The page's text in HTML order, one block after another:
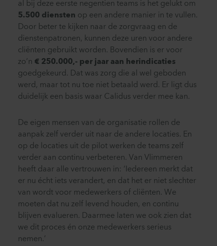
al bij deze eerste negentien teams is het gelukt om
5.500 diensten op een andere manier in te vullen.
Door beter te kijken naar de zorgvraag en de
dienstenpatronen, kunnen deze uren voor andere
cliënten gebruikt worden. Bovendien is er voor
zo’n € 250.000,- per jaar aan herindicaties
goedgekeurd. Dat was zorg die al wel geboden
werd, maar tot nu toe niet betaald werd. Er ligt dus
duidelijk een basis waar Calidus verder mee kan.
De eigen mensen van de organisatie rollen de
aanpak zelf verder uit naar de andere locaties. En
op de locaties uit de pilot werken de teams zelf
verder aan continu verbeteren. Van Vlimmeren
heeft daar alle vertrouwen in: ‘Iedereen merkt dat
er nu écht iets verandert, en dat het er niet slechter
van wordt voor medewerkers of cliënten. We
moeten dat nu zelf levend houden, en continu
blijven evalueren. Daarmee laten we ook zien dat
we dit proces én onze medewerkers serieus
nemen.’